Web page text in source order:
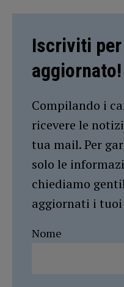
Iscriviti
aggiornato!
Compilando i
ricevere le
tua mail. Per
solo le
chiediamo
aggiornati i
Nome